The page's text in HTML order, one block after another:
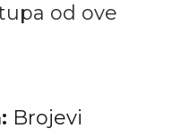
od ove
Brojevi